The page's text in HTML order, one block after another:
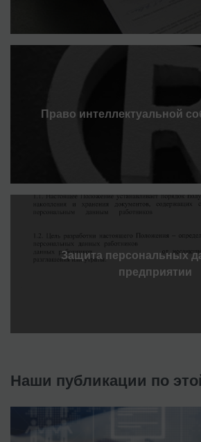
Право интеллектуальной
Защита персональных
предприятии
Наши публикации по